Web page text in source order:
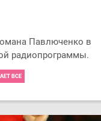
Павлюченко в
радиопрограммы.
ВСЁ